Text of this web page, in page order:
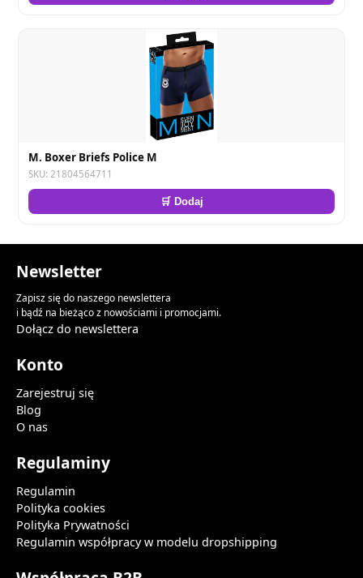
M. Boxer Briefs Police M
SKU: 21804564711
🛒 Dodaj
Newsletter
Zapisz się do naszego newslettera
i bądź na bieżąco z nowościami i promocjami.
Dołącz do newslettera
Konto
Zarejestruj się
Blog
O nas
Regulaminy
Regulamin
Polityka cookies
Polityka Prywatności
Regulamin współpracy w modelu dropshipping